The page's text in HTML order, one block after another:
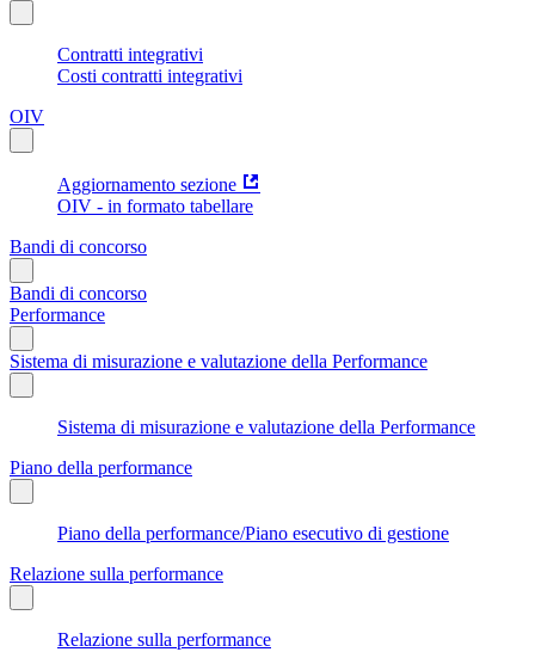
Contratti integrativi
Costi contratti integrativi
OIV
Aggiornamento sezione
OIV - in formato tabellare
Bandi di concorso
Bandi di concorso
Performance
Sistema di misurazione e valutazione della Performance
Sistema di misurazione e valutazione della Performance
Piano della performance
Piano della performance/Piano esecutivo di gestione
Relazione sulla performance
Relazione sulla performance